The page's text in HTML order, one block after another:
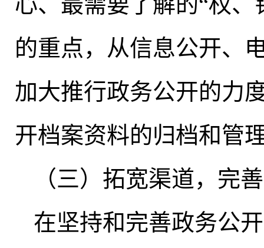
的重点 ， 从信息公开、
加大推行政务公开的力
开档案资料的归档和管
（三）拓宽渠道， 完
在坚持和完善政务公